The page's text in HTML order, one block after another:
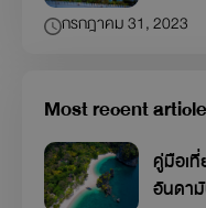
กรกฎาคม 31, 2023
Most recent
คู่มือเที่
อันดา